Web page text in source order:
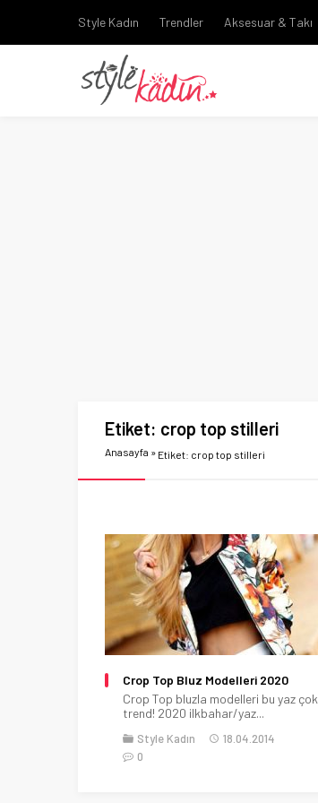
Style Kadın Trendler Aksesuar & Takı
Etiket: crop top stilleri
Anasayfa » Etiket: crop top stilleri
Crop Top Bluz Modelleri 2020
Crop Top bluzla modelleri bu yaz çok
trend! 2020 ilkbahar/yaz...
Style Kadın
18.04.2014
0